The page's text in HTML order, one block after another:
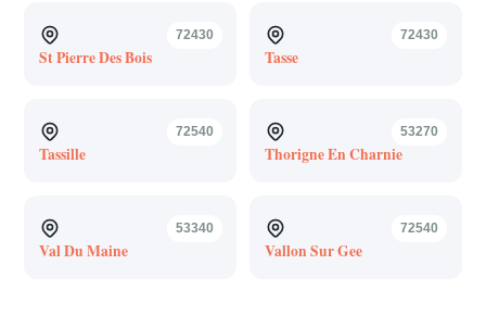
72430
St Pierre Des Bois
72430
Tasse
72540
Tassille
53270
Thorigne En Charnie
53340
Val Du Maine
72540
Vallon Sur Gee